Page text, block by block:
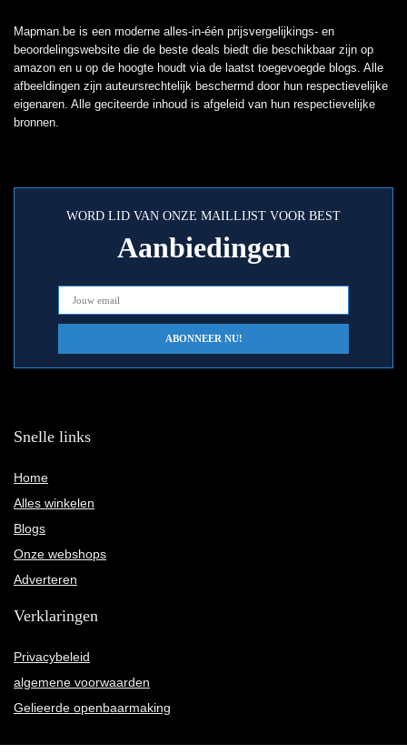
Mapman.be is een moderne alles-in-één prijsvergelijkings- en
beoordelingswebsite die de beste deals biedt die beschikbaar zijn op
amazon en u op de hoogte houdt via de laatst toegevoegde blogs. Alle
afbeeldingen zijn auteursrechtelijk beschermd door hun respectievelijke
eigenaren. Alle geciteerde inhoud is afgeleid van hun respectievelijke
bronnen.
WORD LID VAN ONZE MAILLIJST VOOR BEST
Aanbiedingen
Snelle links
Home
Alles winkelen
Blogs
Onze webshops
Adverteren
Verklaringen
Privacybeleid
algemene voorwaarden
Gelieerde openbaarmaking